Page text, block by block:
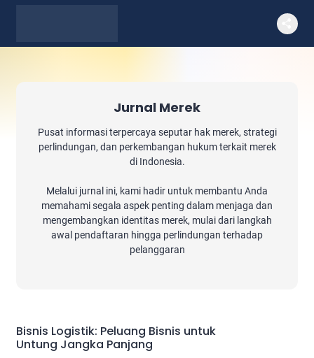
Jurnal Merek
Pusat informasi terpercaya seputar hak merek, strategi
perlindungan, dan perkembangan hukum terkait merek
di Indonesia.
Melalui jurnal ini, kami hadir untuk membantu Anda
memahami segala aspek penting dalam menjaga dan
mengembangkan identitas merek, mulai dari langkah
awal pendaftaran hingga perlindungan terhadap
pelanggaran
Bisnis Logistik: Peluang Bisnis untuk
Untung Jangka Panjang